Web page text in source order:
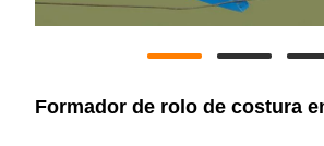
Formador de rolo de costura